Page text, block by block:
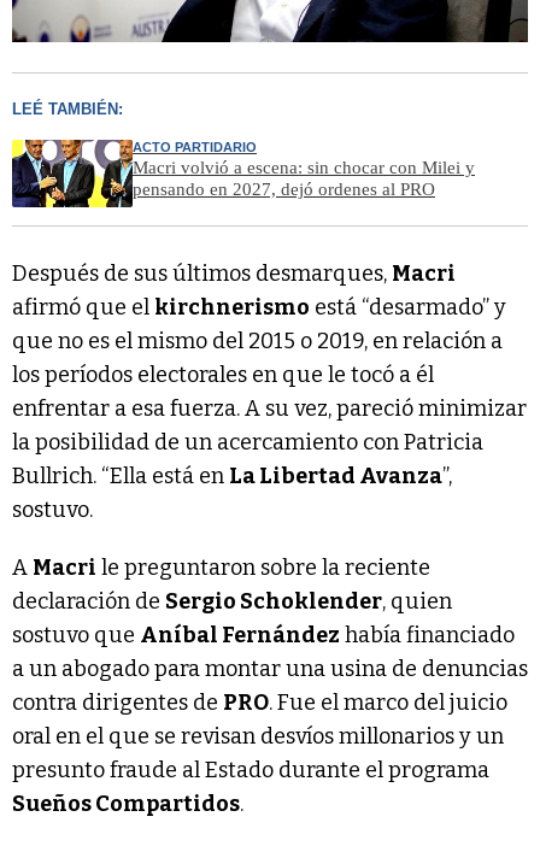
LEÉ TAMBIÉN:
ACTO PARTIDARIO
Macri volvió a escena: sin chocar con Milei y
pensando en 2027, dejó ordenes al PRO
Después de sus últimos desmarques, Macri
afirmó que el kirchnerismo está “desarmado” y
que no es el mismo del 2015 o 2019, en relación a
los períodos electorales en que le tocó a él
enfrentar a esa fuerza. A su vez, pareció minimizar
la posibilidad de un acercamiento con Patricia
Bullrich. “Ella está en La Libertad Avanza”,
sostuvo.
A Macri le preguntaron sobre la reciente
declaración de Sergio Schoklender, quien
sostuvo que Aníbal Fernández había financiado
a un abogado para montar una usina de denuncias
contra dirigentes de PRO. Fue el marco del juicio
oral en el que se revisan desvíos millonarios y un
presunto fraude al Estado durante el programa
Sueños Compartidos.